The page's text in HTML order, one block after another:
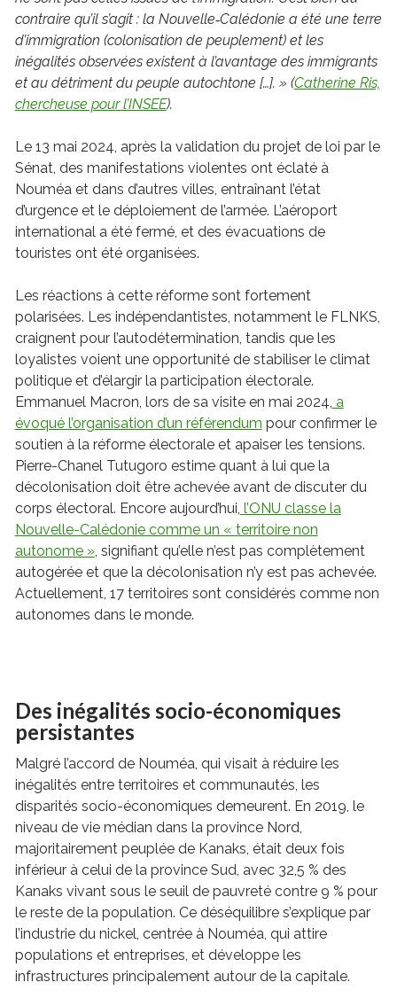
contraire qu’il s’agit : la Nouvelle‑Calédonie a été une terre
d’immigration (colonisation de peuplement) et les
inégalités observées existent à l’avantage des immigrants
et au détriment du peuple autochtone […]. » (Catherine Ris,
chercheuse pour l’INSEE).
Le 13 mai 2024, après la validation du projet de loi par le
Sénat, des manifestations violentes ont éclaté à
Nouméa et dans d’autres villes, entraînant l’état
d’urgence et le déploiement de l’armée. L’aéroport
international a été fermé, et des évacuations de
touristes ont été organisées.
Les réactions à cette réforme sont fortement
polarisées. Les indépendantistes, notamment le FLNKS,
craignent pour l’autodétermination, tandis que les
loyalistes voient une opportunité de stabiliser le climat
politique et d’élargir la participation électorale.
Emmanuel Macron, lors de sa visite en mai 2024, a
évoqué l’organisation d’un référendum pour confirmer le
soutien à la réforme électorale et apaiser les tensions.
Pierre-Chanel Tutugoro estime quant à lui que la
décolonisation doit être achevée avant de discuter du
corps électoral. Encore aujourd’hui, l’ONU classe la
Nouvelle-Calédonie comme un « territoire non
autonome », signifiant qu’elle n’est pas complètement
autogérée et que la décolonisation n’y est pas achevée.
Actuellement, 17 territoires sont considérés comme non
autonomes dans le monde.
Des inégalités socio-économiques
persistantes
Malgré l’accord de Nouméa, qui visait à réduire les
inégalités entre territoires et communautés, les
disparités socio-économiques demeurent. En 2019, le
niveau de vie médian dans la province Nord,
majoritairement peuplée de Kanaks, était deux fois
inférieur à celui de la province Sud, avec 32,5 % des
Kanaks vivant sous le seuil de pauvreté contre 9 % pour
le reste de la population. Ce déséquilibre s’explique par
l’industrie du nickel, centrée à Nouméa, qui attire
populations et entreprises, et développe les
infrastructures principalement autour de la capitale.